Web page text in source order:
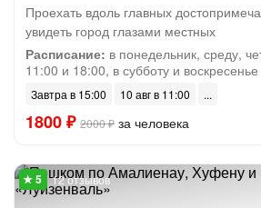
Проехать вдоль главных
увидеть город глазами местных
Расписание: в понедельник, среду,
11:00 и 18:00, в субботу и
Завтра в 15:00 10 авг в 11:00
1800 ₽ 2000 ₽ за человека
12 отзывов